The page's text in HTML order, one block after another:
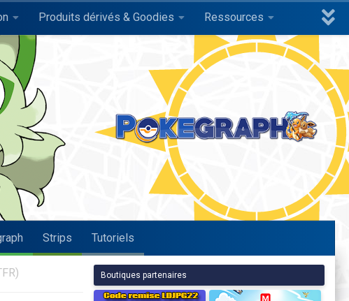
Produits dérivés & Goodies Ressources
Strips Tutoriels
Boutiques partenaires